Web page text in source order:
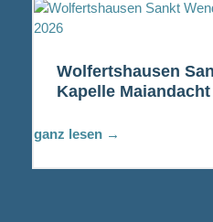
Wolfertshausen
Kapelle Maiandacht
ganz lesen →